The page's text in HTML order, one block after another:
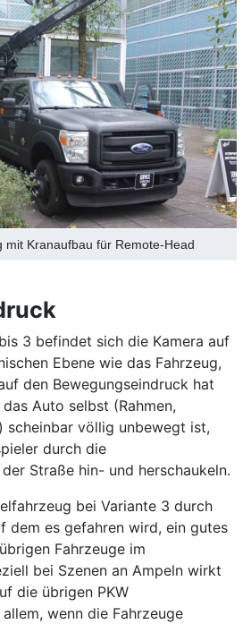
mit Kranaufbau für Remote-Head
3 befindet sich die Kamera auf
Ebene wie das Fahrzeug,
den Bewegungseindruck hat
Auto selbst (Rahmen,
scheinbar völlig unbewegt ist,
durch die
Straße hin- und herschaukeln.
bei Variante 3 durch
dem es gefahren wird, ein gutes
Fahrzeuge im
bei Szenen an Ampeln wirkt
die übrigen PKW
wenn die Fahrzeuge